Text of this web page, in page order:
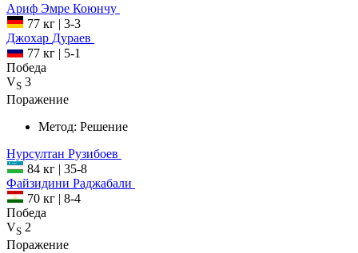
Ариф Эмре Коюнчу
77 кг | 3-3
Джохар Дураев
77 кг | 5-1
Победа
VS 3
Поражение
Метод: Решение
Нурсултан Рузибоев
84 кг | 35-8
Файзидини Раджабали
70 кг | 8-4
Победа
VS 2
Поражение